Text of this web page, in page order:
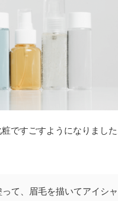
ですごすようになりました
て、眉毛を描いてアイシ